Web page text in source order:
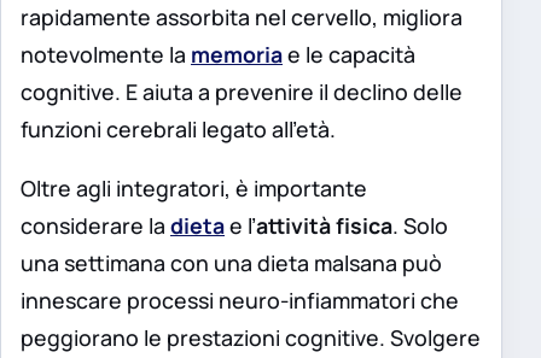
rapidamente assorbita nel cervello, migliora
notevolmente la memoriae le capacità
cognitive. E aiuta a prevenire il declino delle
funzioni cerebrali legato all’età.
Oltre agli integratori, è importante
considerare la dietae l’attività fisica. Solo
una settimana con una dieta malsana può
innescare processi neuro-infiammatori che
peggiorano le prestazioni cognitive. Svolgere